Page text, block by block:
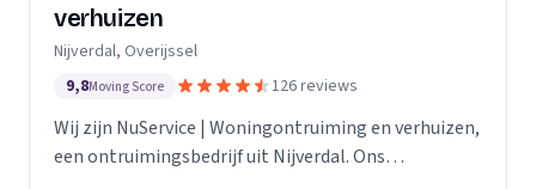
verhuizen
Nijverdal, Overijssel
9,8Moving Score 126 reviews
Wij zijn NuService | Woningontruiming en verhuizen,
een ontruimingsbedrijf uit Nijverdal. Ons